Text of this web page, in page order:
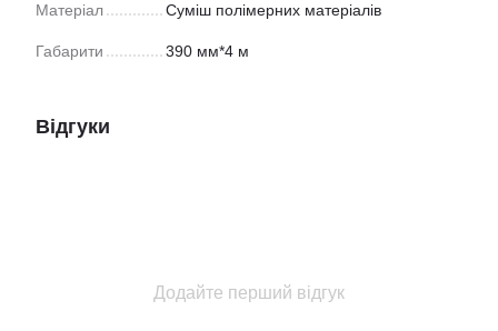
Матеріал Суміш полімерних матеріалів
Габарити 390 мм*4 м
Відгуки
Додайте перший відгук